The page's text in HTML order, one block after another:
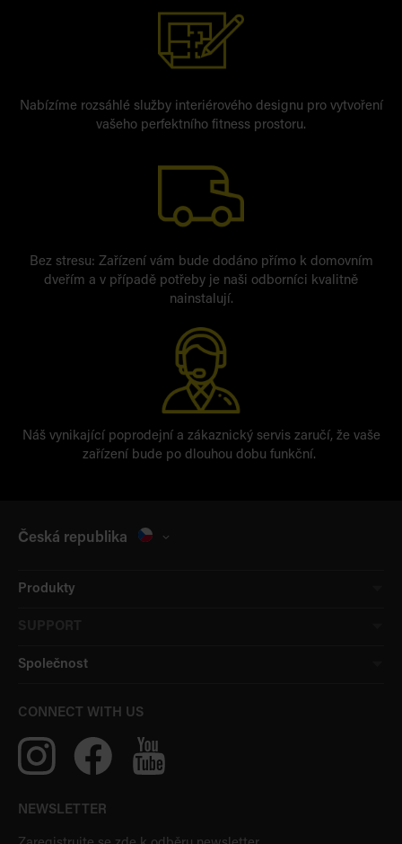
Nabízíme rozsáhlé služby interiérového designu pro vytvoření
vašeho perfektního fitness prostoru.
Bez stresu: Zařízení vám bude dodáno přímo k domovním
dveřím a v případě potřeby je naši odborníci kvalitně
nainstalují.
Náš vynikající poprodejní a zákaznický servis zaručí, že vaše
zařízení bude po dlouhou dobu funkční.
Česká republika
Produkty
Společnost
CONNECT WITH US
NEWSLETTER